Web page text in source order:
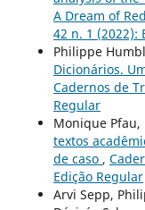
A Dream of
42 n. 1 (2022):
Philippe
Dicionários.
Cadernos de
Regular
Monique
textos
de caso ,
Edição Regular
Arvi Sepp,